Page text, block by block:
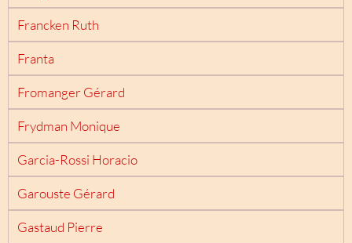
Francken Ruth
Franta
Fromanger Gérard
Frydman Monique
Garcia-Rossi Horacio
Garouste Gérard
Gastaud Pierre